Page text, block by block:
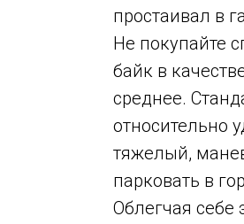
простаивал в
Не покупайте
байк в
среднее.
относительно
тяжелый,
парковать в
Облегчая себе